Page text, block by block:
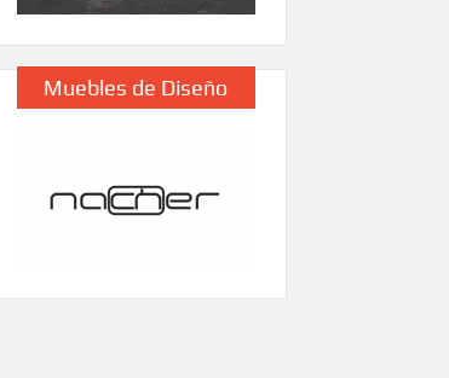
Muebles de Diseño